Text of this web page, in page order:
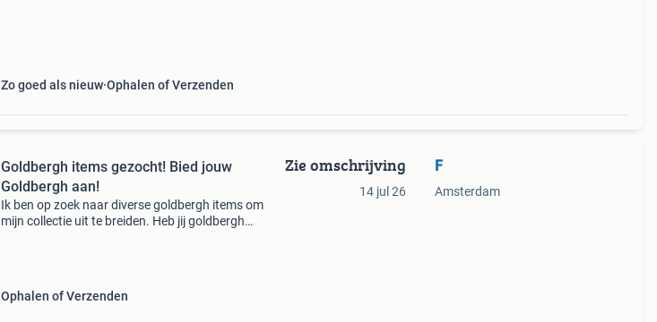
Zo goed als nieuw Ophalen of Verzenden
Goldbergh items gezocht! Bied jouw
Goldbergh aan!
Ik ben op zoek naar diverse goldbergh items om
mijn collectie uit te breiden. Heb jij goldbergh
Ophalen of Verzenden
Zie omschrijving
14 jul 26
F
Amsterdam